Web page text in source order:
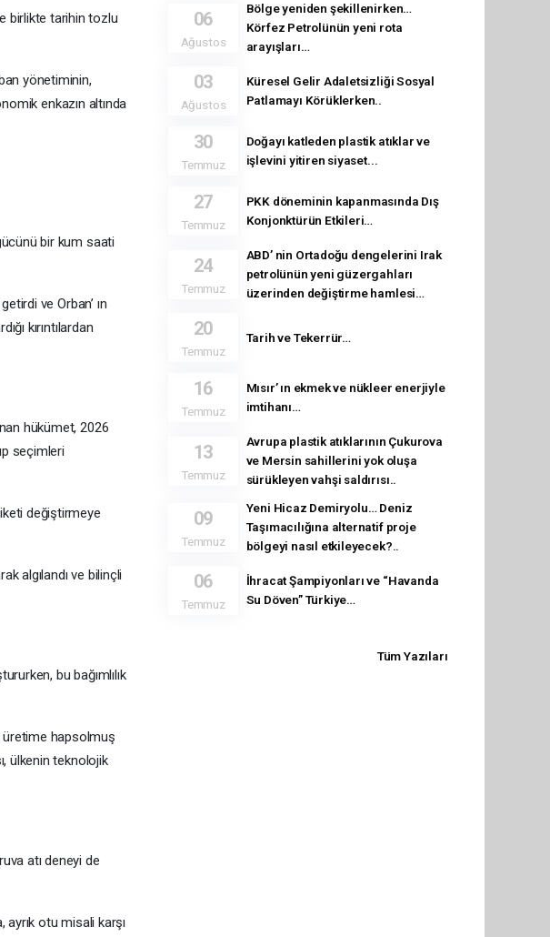
birlikte tarihin tozlu
yönetiminin,
enkazın altında
bir kum saati
ve Orban’ ın
kırıntılardan
hükümet, 2026
seçimleri
değiştirmeye
algılandı ve bilinçli
bu bağımlılık
hapsolmuş
ülkenin teknolojik
atı deneyi de
ayrık otu misali karşı
06
Ağustos
Bölge yeniden şekillenirken…
Körfez Petrolünün yeni rota
arayışları…
03
Ağustos
Küresel Gelir Adaletsizliği Sosyal
Patlamayı Körüklerken..
30
Temmuz
Doğayı katleden plastik atıklar ve
işlevini yitiren siyaset...
27
Temmuz
PKK döneminin kapanmasında Dış
Konjonktürün Etkileri…
24
Temmuz
ABD’ nin Ortadoğu dengelerini Irak
petrolünün yeni güzergahları
üzerinden değiştirme hamlesi…
20
Temmuz
Tarih ve Tekerrür…
16
Temmuz
Mısır’ ın ekmek ve nükleer enerjiyle
imtihanı…
13
Temmuz
Avrupa plastik atıklarının Çukurova
ve Mersin sahillerini yok oluşa
sürükleyen vahşi saldırısı..
09
Temmuz
Yeni Hicaz Demiryolu… Deniz
Taşımacılığına alternatif proje
bölgeyi nasıl etkileyecek?..
06
Temmuz
İhracat Şampiyonları ve “Havanda
Su Döven” Türkiye…
Tüm Yazıları